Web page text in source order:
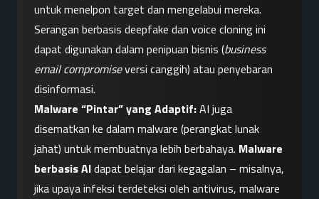
untuk menelpon target dan mengelabui mereka.
Serangan berbasis deepfake dan voice cloning ini
dapat digunakan dalam penipuan bisnis (business
email compromise versi canggih) atau penyebaran
disinformasi.
Malware “Pintar” yang Adaptif: AI juga
disematkan ke dalam malware (perangkat lunak
jahat) untuk membuatnya lebih berbahaya. Malware
berbasis AI dapat belajar dari kegagalan – misalnya,
jika upaya infeksi terdeteksi oleh antivirus, malware